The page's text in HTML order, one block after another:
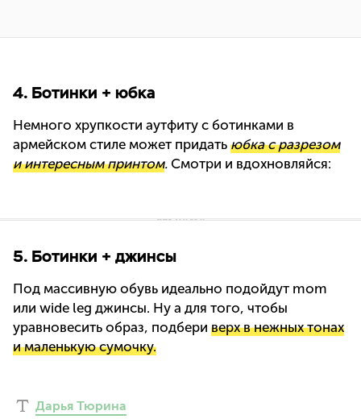
4. Ботинки + юбка
Немного хрупкости аутфиту с ботинками в
армейском стиле может придать юбка с разрезом
и интересным принтом. Смотри и вдохновляйся:
5. Ботинки + джинсы
Под массивную обувь идеально подойдут mom
или wide leg джинсы. Ну а для того, чтобы
уравновесить образ, подбери верх в нежных тонах
и маленькую сумочку.
Дарья Тюрина